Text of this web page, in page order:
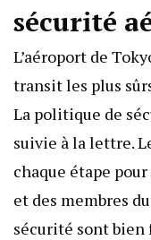
sécurité
L’aéroport de
transit les plus
La politique de
suivie à la lettre.
chaque étape
et des membres
sécurité sont bien